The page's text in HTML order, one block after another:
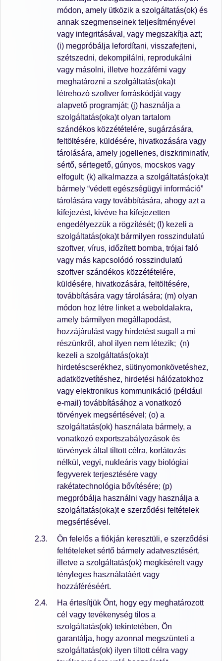
módon, amely ütközik a szolgáltatás(ok) és
annak szegmenseinek teljesítményével
vagy integritásával, vagy megszakítja azt;
(i) megpróbálja lefordítani, visszafejteni,
szétszedni, dekompilálni, reprodukálni
vagy másolni, illetve hozzáférni vagy
meghatározni a szolgáltatás(oka)t
létrehozó szoftver forráskódját vagy
alapvető programját; (j) használja a
szolgáltatás(oka)t olyan tartalom
szándékos közzétételére, sugárzására,
feltöltésére, küldésére, hivatkozására vagy
tárolására, amely jogellenes, diszkriminatív,
sértő, sértegető, gúnyos, mocskos vagy
elfogult; (k) alkalmazza a szolgáltatás(oka)t
bármely “védett egészségügyi információ”
tárolására vagy továbbítására, ahogy azt a
kifejezést, kivéve ha kifejezetten
engedélyezzük a rögzítését; (l) kezeli a
szolgáltatás(oka)t bármilyen rosszindulatú
szoftver, vírus, időzített bomba, trójai faló
vagy más kapcsolódó rosszindulatú
szoftver szándékos közzétételére,
küldésére, hivatkozására, feltöltésére,
továbbítására vagy tárolására; (m) olyan
módon hoz létre linket a weboldalakra,
amely bármilyen megállapodást,
hozzájárulást vagy hirdetést sugall a mi
részünkről, ahol ilyen nem létezik; (n)
kezeli a szolgáltatás(oka)t
hirdetéscserékhez, sütinyomonkövetéshez,
adatközvetítéshez, hirdetési hálózatokhoz
vagy elektronikus kommunikáció (például
e-mail) továbbításához a vonatkozó
törvények megsértésével; (o) a
szolgáltatás(ok) használata bármely, a
vonatkozó exportszabályozások és
törvények által tiltott célra, korlátozás
nélkül, vegyi, nukleáris vagy biológiai
fegyverek terjesztésére vagy
rakétatechnológia bővítésére; (p)
megpróbálja használni vagy használja a
szolgáltatás(oka)t e szerződési feltételek
megsértésével.
Ön felelős a fiókján keresztüli, e szerződési
feltételeket sértő bármely adatvesztésért,
illetve a szolgáltatás(ok) megkísérelt vagy
tényleges használatáért vagy
hozzáféréséért.
Ha értesítjük Önt, hogy egy meghatározott
cél vagy tevékenység tilos a
szolgáltatás(ok) tekintetében, Ön
garantálja, hogy azonnal megszünteti a
szolgáltatás(ok) ilyen tiltott célra vagy